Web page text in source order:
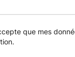
que mes